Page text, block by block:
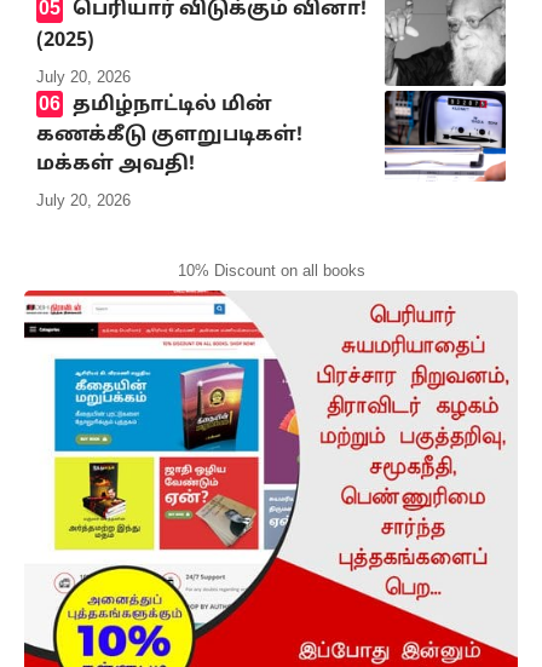
பெரியார் விடுக்கும் வினா!
(2025)
July 20, 2026
தமிழ்நாட்டில் மின்
கணக்கீடு குளறுபடிகள்!
மக்கள் அவதி!
July 20, 2026
10% Discount on all books